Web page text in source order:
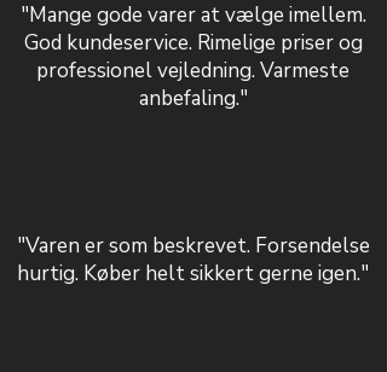
"Mange gode varer at vælge imellem.
God kundeservice. Rimelige priser og
professionel vejledning. Varmeste
anbefaling."
"Varen er som beskrevet. Forsendelse
hurtig. Køber helt sikkert gerne igen."